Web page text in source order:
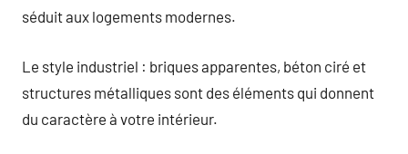
séduit aux logements modernes.
Le style industriel : briques apparentes, béton ciré et
structures métalliques sont des éléments qui donnent
du caractère à votre intérieur.